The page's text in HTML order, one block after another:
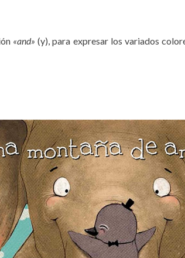
«and» (y), para expresar los variados